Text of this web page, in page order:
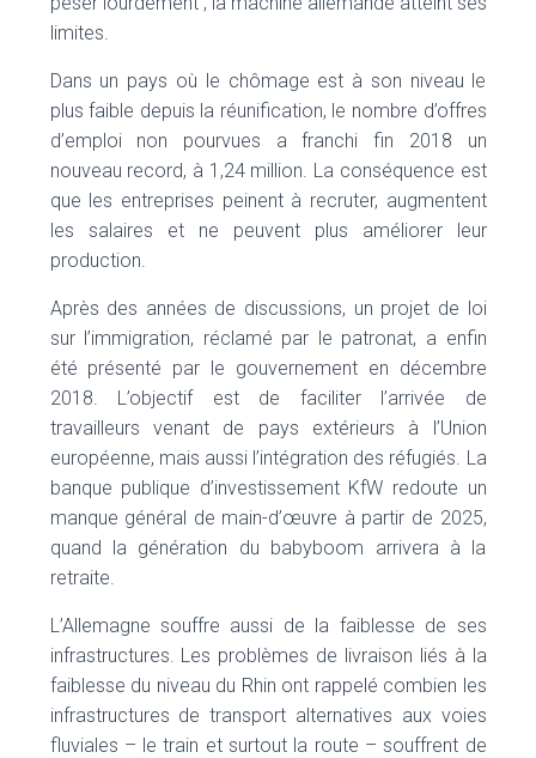
limites.
Dans un pays où le chômage est à son niveau le
plus faible depuis la réunification, le nombre d’offres
d’emploi non pourvues a franchi fin 2018 un
nouveau record, à 1,24 million. La conséquence est
que les entreprises peinent à recruter, augmentent
les salaires et ne peuvent plus améliorer leur
production.
Après des années de discussions, un projet de loi
sur l’immigration, réclamé par le patronat, a enfin
été présenté par le gouvernement en décembre
2018. L’objectif est de faciliter l’arrivée de
travailleurs venant de pays extérieurs à l’Union
européenne, mais aussi l’intégration des réfugiés. La
banque publique d’investissement KfW redoute un
manque général de main-d’œuvre à partir de 2025,
quand la génération du babyboom arrivera à la
retraite.
L’Allemagne souffre aussi de la faiblesse de ses
infrastructures. Les problèmes de livraison liés à la
faiblesse du niveau du Rhin ont rappelé combien les
infrastructures de transport alternatives aux voies
fluviales – le train et surtout la route – souffrent de